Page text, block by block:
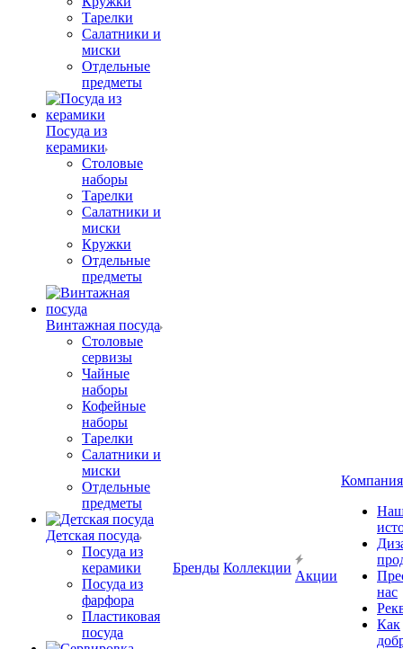
Тарелки
Салатники и
миски
Отдельные
предметы
Посуда из
керамики
Столовые
наборы
Тарелки
Салатники и
миски
Кружки
Отдельные
предметы
Винтажная посуда
Столовые
сервизы
Чайные
наборы
Кофейные
наборы
Тарелки
Салатники и
миски
Отдельные
предметы
Детская посуда
Посуда из
керамики
Посуда из
фарфора
Пластиковая
посуда
Бренды Коллекции
Акции
Компания
нас
Как